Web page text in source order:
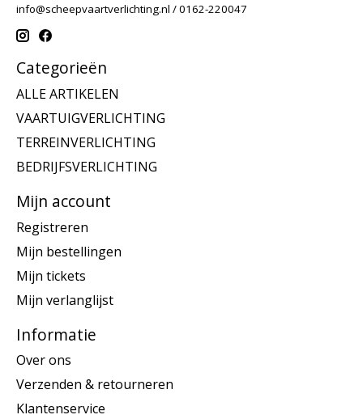
info@scheepvaartverlichting.nl / 0162-220047
Categorieën
ALLE ARTIKELEN
VAARTUIGVERLICHTING
TERREINVERLICHTING
BEDRIJFSVERLICHTING
Mijn account
Registreren
Mijn bestellingen
Mijn tickets
Mijn verlanglijst
Informatie
Over ons
Verzenden & retourneren
Klantenservice